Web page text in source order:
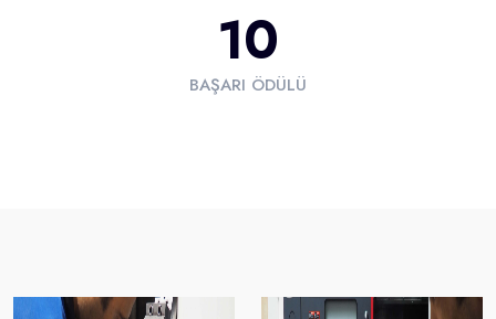
10
BAŞARI ÖDÜLÜ